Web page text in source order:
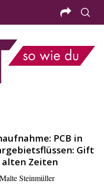
PCB in
Gift
alten Zeiten
Malte Steinmüller